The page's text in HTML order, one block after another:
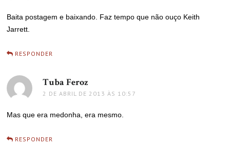
Baita postagem e baixando. Faz tempo que não ouço Keith
Jarrett.
RESPONDER
Tuba Feroz
2 DE ABRIL DE 2013 ÀS 10:57
Mas que era medonha, era mesmo.
RESPONDER